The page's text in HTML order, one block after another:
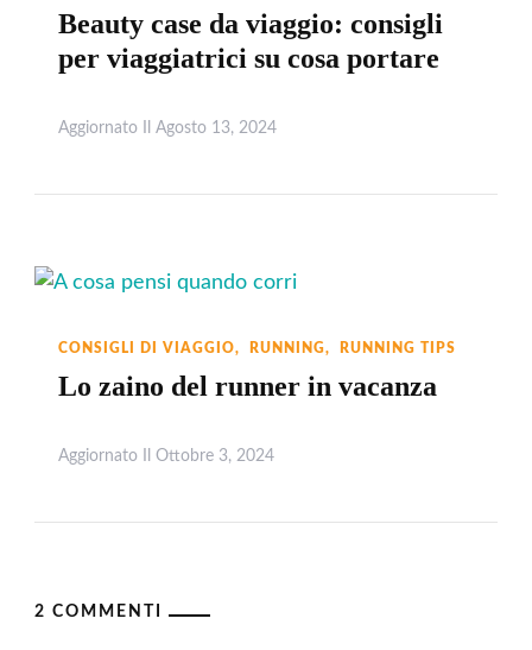
Beauty case da viaggio: consigli
per viaggiatrici su cosa portare
Aggiornato Il Agosto 13, 2024
CONSIGLI DI VIAGGIO RUNNING RUNNING TIPS
Lo zaino del runner in vacanza
Aggiornato Il Ottobre 3, 2024
2 COMMENTI